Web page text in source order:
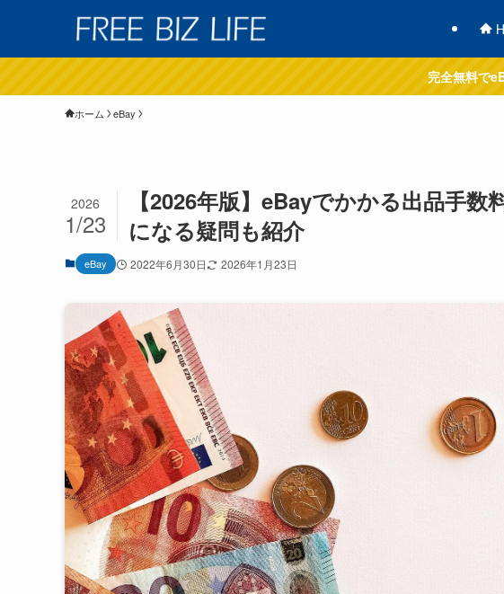
完全無料で
ホーム eBay
【2026年版】eBayでかかる出品手
になる疑問も紹介
2026
1/23
eBay 2022年6月30日 2026年1月23日